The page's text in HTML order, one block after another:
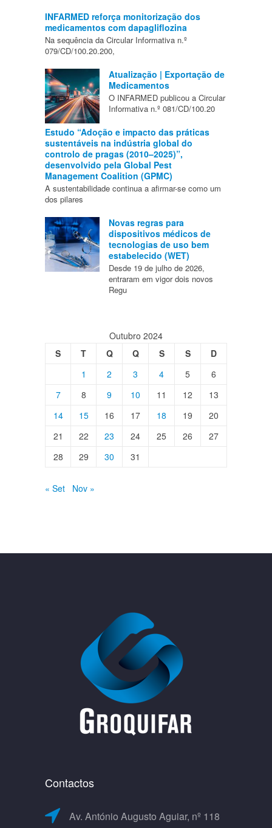
INFARMED reforça monitorização dos
medicamentos com dapagliflozina
Na sequência da Circular Informativa n.º
079/CD/100.20.200,
Atualização | Exportação de
Medicamentos
O INFARMED publicou a Circular
Informativa n.º 081/CD/100.20
Estudo “Adoção e impacto das práticas
sustentáveis na indústria global do
controlo de pragas (2010–2025)”,
desenvolvido pela Global Pest
Management Coalition (GPMC)
A sustentabilidade continua a afirmar-se como um
dos pilares
Novas regras para
dispositivos médicos de
tecnologias de uso bem
estabelecido (WET)
Desde 19 de julho de 2026,
entraram em vigor dois novos
Regu
Outubro 2024
S
T Q Q S S
D
1
2 3 4 5
6
7
8 9 10 11 12
13
14
15 16 17 18 19
20
21
22 23 24 25 26
27
28
29 30 31
« Set Nov »
Contactos
Av. António Augusto Aguiar, nº 118